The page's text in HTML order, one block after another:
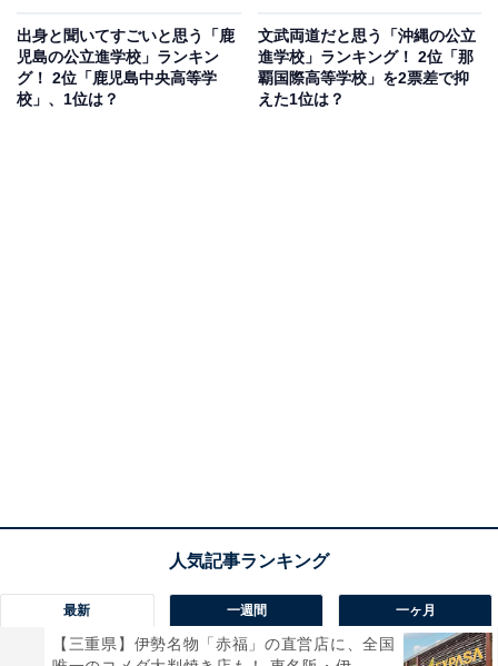
出身と聞いてすごいと思う「鹿
児島の公立進学校」ランキン
グ！ 2位「鹿児島中央高等学
校」、1位は？
文武両道だと思う「沖縄の公立
進学校」ランキング！ 2位「那
覇国際高等学校」を2票差で抑
えた1位は？
最新 一週間 一ヶ月
【三重県】伊勢名物「赤福」の直営店に、全国